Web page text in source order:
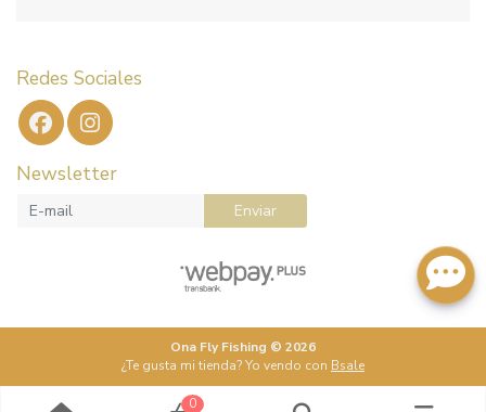
Redes Sociales
Newsletter
Enviar
Ona Fly Fishing © 2026
¿Te gusta mi tienda? Yo vendo con Bsale
0